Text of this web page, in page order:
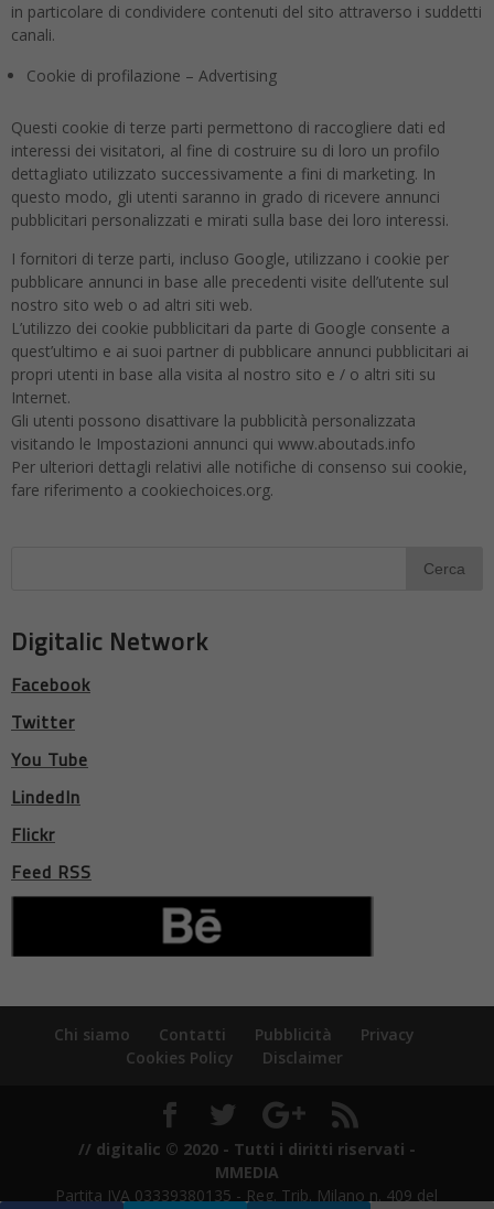
in particolare di condividere contenuti del sito attraverso i suddetti
canali.
Cookie di profilazione – Advertising
Questi cookie di terze parti permettono di raccogliere dati ed
interessi dei visitatori, al fine di costruire su di loro un profilo
dettagliato utilizzato successivamente a fini di marketing. In
questo modo, gli utenti saranno in grado di ricevere annunci
pubblicitari personalizzati e mirati sulla base dei loro interessi.
I fornitori di terze parti, incluso Google, utilizzano i cookie per
pubblicare annunci in base alle precedenti visite dell’utente sul
nostro sito web o ad altri siti web.
L’utilizzo dei cookie pubblicitari da parte di Google consente a
quest’ultimo e ai suoi partner di pubblicare annunci pubblicitari ai
propri utenti in base alla visita al nostro sito e / o altri siti su
Internet.
Gli utenti possono disattivare la pubblicità personalizzata
visitando le Impostazioni annunci qui www.aboutads.info
Per ulteriori dettagli relativi alle notifiche di consenso sui cookie,
fare riferimento a cookiechoices.org.
Digitalic Network
Facebook
Twitter
You Tube
LindedIn
Flickr
Feed RSS
Chi siamo Contatti Pubblicità
Privacy
Cookies Policy
Disclaimer
// digitalic © 2020 - Tutti i diritti riservati -
MMEDIA
Partita IVA 03339380135 - Reg. Trib. Milano n. 409 del